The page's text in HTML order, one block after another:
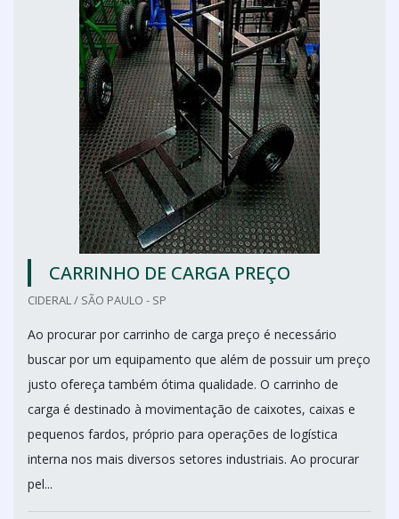
CARRINHO DE CARGA PREÇO
CIDERAL / SÃO PAULO - SP
Ao procurar por carrinho de carga preço é necessário
buscar por um equipamento que além de possuir um preço
justo ofereça também ótima qualidade. O carrinho de
carga é destinado à movimentação de caixotes, caixas e
pequenos fardos, próprio para operações de logística
interna nos mais diversos setores industriais. Ao procurar
pel...